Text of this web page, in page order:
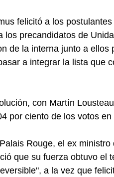
felicitó a los
los precandidatos de
de la interna junto a
a integrar la lista que
con Martín
por ciento de los votos en
Rouge, el ex
que su fuerza obtuvo el
a la vez que